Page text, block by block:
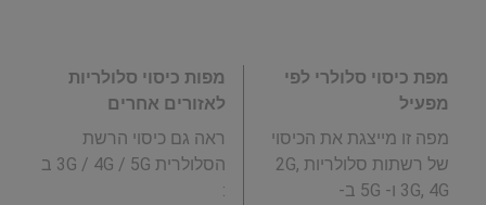
מפת כיסוי סלולרי לפי
מפעיל
מפה זו מייצגת את הכיסוי
של רשתות סלולריות 2G,
3G, 4G ו- 5G ב-
מפות כיסוי סלולריות
לאזורים אחרים
ראה גם כיסוי הרשת
הסלולרית 3G / 4G / 5G ב
: